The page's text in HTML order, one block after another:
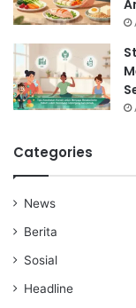
Categories
News
Berita
Sosial
Headline